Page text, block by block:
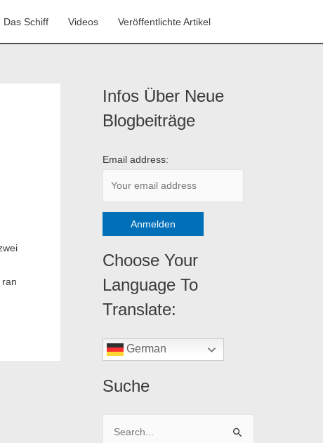
Das Schiff Videos Veröffentlichte Artikel
Infos Über Neue
Blogbeiträge
Email address:
Choose Your
Language To
Translate:
German
Suche
K
a
r
n